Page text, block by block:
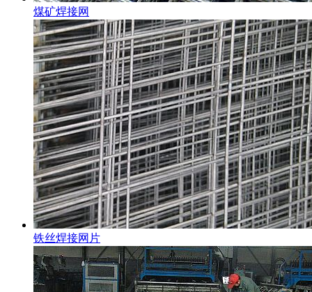
煤矿焊接网
铁丝焊接网片